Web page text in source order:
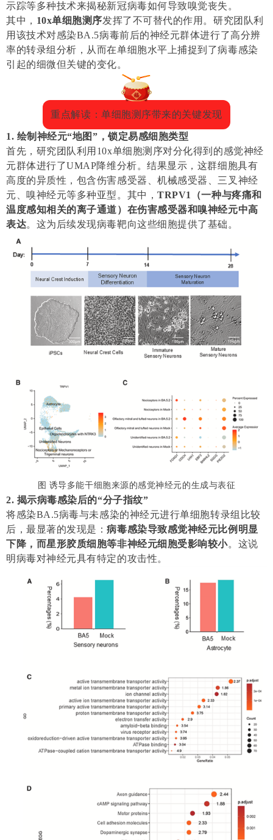
示踪等多种技术来揭秘新冠病毒如何导致嗅觉丧失。
其中， 10x单细胞测序发挥了不可替代的作用。研究团队利
用该技术对感染BA.5病毒前后的神经元群体进行了高分辨
率的转录组分析，从而在单细胞水平上捕捉到了病毒感染
引起的细微但关键的变化。
重点解读：单细胞测序带来的关键发现
1. 绘制神经元“地图”，锁定易感细胞类型
首先，研究团队利用10x单细胞测序对分化得到的感觉神经
元群体进行了UMAP降维分析。结果显示，这群细胞具有
高度的异质性，包含伤害感受器、机械感受器、三叉神经
元、嗅神经元等多种亚型。其中，TRPV1（一种与疼痛和
温度感知相关的离子通道）在伤害感受器和嗅神经元中高
表达。这为后续发现病毒靶向这些细胞提供了基础。
图 诱导多能干细胞来源的感觉神经元的生成与表征
2. 揭示病毒感染后的“分子指纹”
将感染BA.5病毒与未感染的神经元进行单细胞转录组比较
后，最显著的发现是：病毒感染导致感觉神经元比例明显
下降，而星形胶质细胞等非神经元细胞受影响较小。这说
明病毒对神经元具有特定的攻击性。